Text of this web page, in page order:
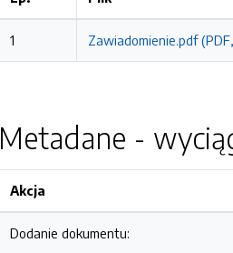
1 Zawiadomienie.pdf
Metadane -
Akcja
Dodanie dokumentu: